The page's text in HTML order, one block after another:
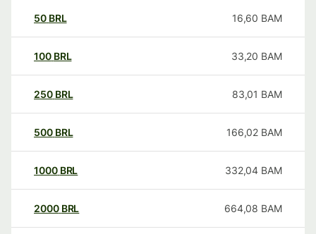
50 BRL 16,60 BAM
100 BRL 33,20 BAM
250 BRL 83,01 BAM
500 BRL 166,02 BAM
1000 BRL 332,04 BAM
2000 BRL 664,08 BAM